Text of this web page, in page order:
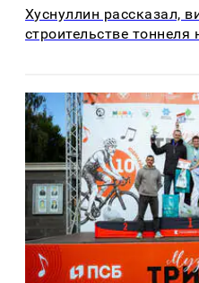
Хуснуллин рассказал,
строительстве тоннеля